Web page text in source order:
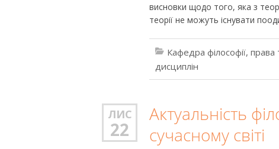
висновки щодо того, яка з
теорії не можуть існувати
Кафедра філософії,
дисциплін
ЛИС
22
Актуальність
сучасному світі